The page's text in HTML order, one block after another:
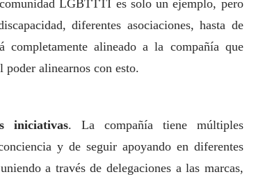
LGBTTTI es solo un ejemplo, pero
diferentes asociaciones, hasta de
completamente alineado a la compañía que
alinearnos con esto.
iniciativas. La compañía tiene múltiples
y de seguir apoyando en diferentes
a través de delegaciones a las marcas,